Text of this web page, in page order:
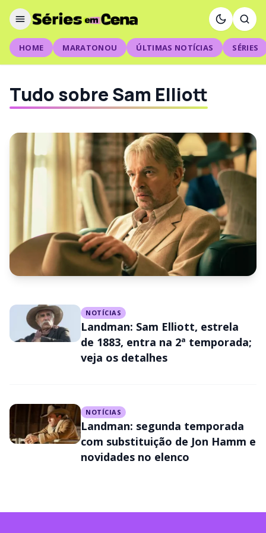
HOME MARATONOU ÚLTIMAS NOTÍCIAS SÉRIES
Tudo sobre Sam Elliott
Landman: 2 temporada estreia
domingo (16) no Paramount+;
veja que horas sai
NOTÍCIAS
Landman: Sam Elliott, estrela
de 1883, entra na 2ª temporada;
veja os detalhes
NOTÍCIAS
Landman: segunda temporada
com substituição de Jon Hamm e
novidades no elenco